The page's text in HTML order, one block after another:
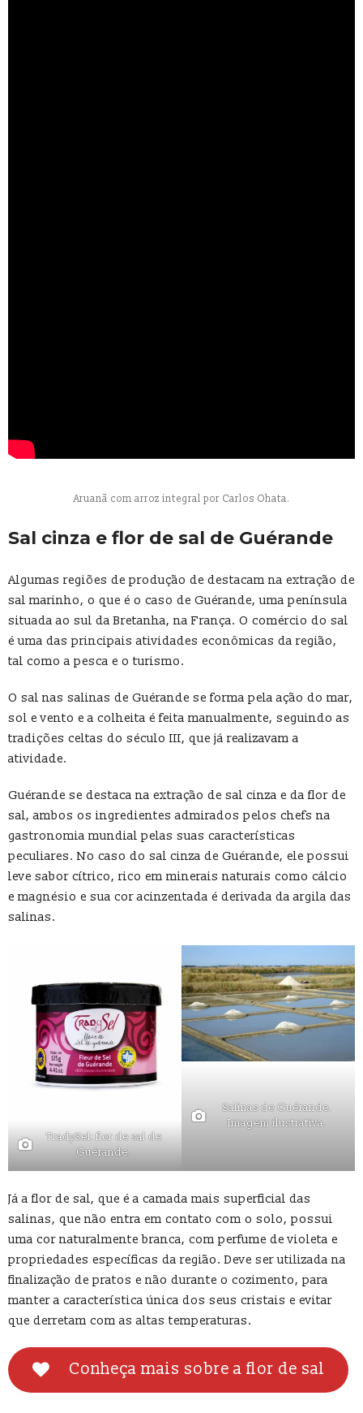
Aruanã com arroz integral por Carlos Ohata.
Sal cinza e flor de sal de Guérande
Algumas regiões de produção de destacam na extração de
sal marinho, o que é o caso de Guérande, uma península
situada ao sul da Bretanha, na França. O comércio do sal
é uma das principais atividades econômicas da região,
tal como a pesca e o turismo.
O sal nas salinas de Guérande se forma pela ação do mar,
sol e vento e a colheita é feita manualmente, seguindo as
tradições celtas do século III, que já realizavam a
atividade.
Guérande se destaca na extração de sal cinza e da flor de
sal, ambos os ingredientes admirados pelos chefs na
gastronomia mundial pelas suas características
peculiares. No caso do sal cinza de Guérande, ele possui
leve sabor cítrico, rico em minerais naturais como cálcio
e magnésio e sua cor acinzentada é derivada da argila das
salinas.
TradySel: flor de sal de
Guérande.
Salinas de Guérande.
Imagem ilustrativa.
Já a flor de sal, que é a camada mais superficial das
salinas, que não entra em contato com o solo, possui
uma cor naturalmente branca, com perfume de violeta e
propriedades específicas da região. Deve ser utilizada na
finalização de pratos e não durante o cozimento, para
manter a característica única dos seus cristais e evitar
que derretam com as altas temperaturas.
Conheça mais sobre a flor de sal